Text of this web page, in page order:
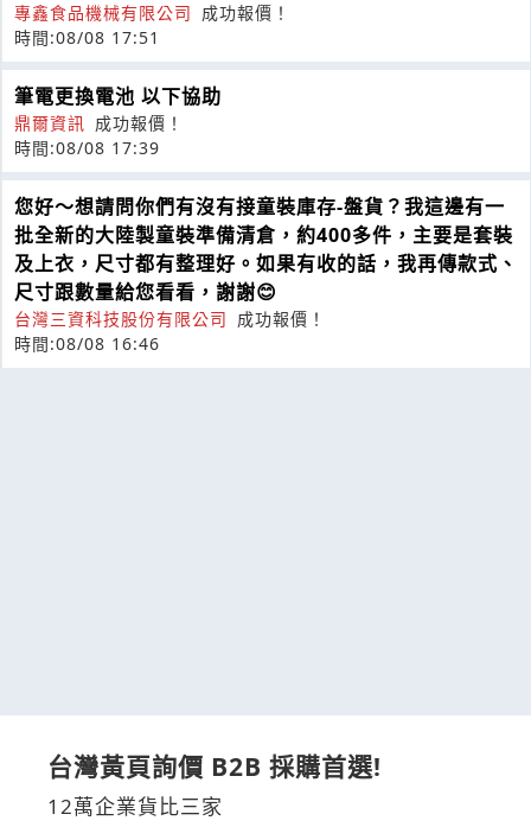
專鑫食品機械有限公司 成功報價！
時間:08/08 17:51
筆電更換電池 以下協助
鼎爾資訊 成功報價！
時間:08/08 17:39
您好～想請問你們有沒有接童裝庫存-盤貨？我這邊有一
批全新的大陸製童裝準備清倉，約400多件，主要是套裝
及上衣，尺寸都有整理好。如果有收的話，我再傳款式、
尺寸跟數量給您看看，謝謝😊
台灣三資科技股份有限公司 成功報價！
時間:08/08 16:46
台灣黃頁詢價 B2B 採購首選!
12萬企業貨比三家